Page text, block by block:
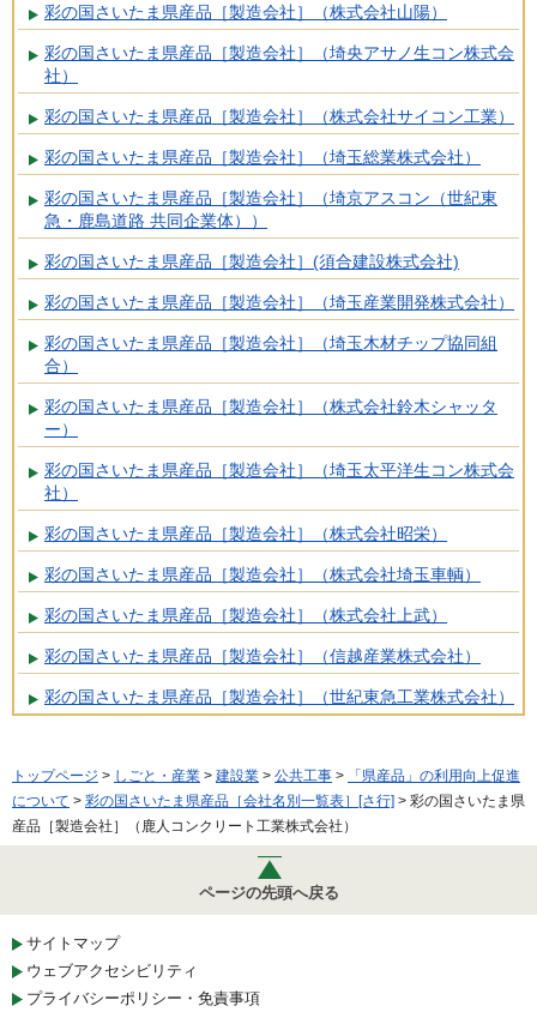
彩の国さいたま県産品［製造会社］（株式会社山陽）
彩の国さいたま県産品［製造会社］（埼央アサノ生コン株式会
社）
彩の国さいたま県産品［製造会社］（株式会社サイコン工業）
彩の国さいたま県産品［製造会社］（埼玉総業株式会社）
彩の国さいたま県産品［製造会社］（埼京アスコン（世紀東
急・鹿島道路 共同企業体））
彩の国さいたま県産品［製造会社］(須合建設株式会社)
彩の国さいたま県産品［製造会社］（埼玉産業開発株式会社）
彩の国さいたま県産品［製造会社］（埼玉木材チップ協同組
合）
彩の国さいたま県産品［製造会社］（株式会社鈴木シャッタ
ー）
彩の国さいたま県産品［製造会社］（埼玉太平洋生コン株式会
社）
彩の国さいたま県産品［製造会社］（株式会社昭栄）
彩の国さいたま県産品［製造会社］（株式会社埼玉車輌）
彩の国さいたま県産品［製造会社］（株式会社上武）
彩の国さいたま県産品［製造会社］（信越産業株式会社）
彩の国さいたま県産品［製造会社］（世紀東急工業株式会社）
トップページ > しごと・産業 > 建設業 > 公共工事 >
「県産品」の利用向上促進
について > 彩の国さいたま県産品［会社名別一覧表］[さ行] > 彩の国さいたま県
産品［製造会社］（鹿人コンクリート工業株式会社）
ページの先頭へ戻る
サイトマップ
ウェブアクセシビリティ
プライバシーポリシー・免責事項